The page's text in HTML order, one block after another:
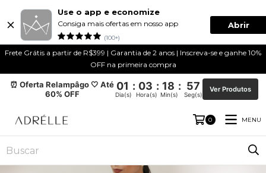
Use o app e economize
Consiga mais ofertas em nosso app
(100+)
Abrir
Frete Grátis a partir de R$399 | Garantia de 2 anos | Inscreva-se e ganhe 10%
OFF na primeira compra
⏰ Oferta Relampâgo 🤍 Até
60% OFF
01 : 03 : 18 : 57
Dia(s) Hora(s) Min(s) Seg(s)
Ver Produtos
0 MENU